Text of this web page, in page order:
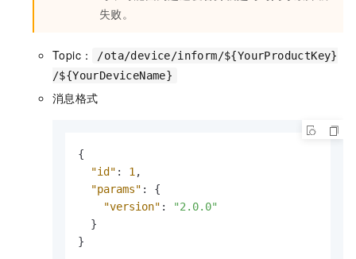
失败。
Topic：
/ota/device/inform/${YourProductKey}
/${YourDeviceName}
消息格式
{
"id" : 1 ,
"params" :
{
"version" :
"2.0.0"
}
}